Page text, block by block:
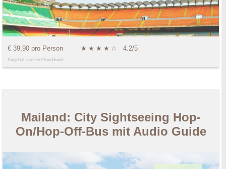
€ 39,90 pro Person ★ ★ ★ ★ ☆ 4.2/5
Angebot von GetYourGuide
Mailand: City Sightseeing Hop-
On/Hop-Off-Bus mit Audio Guide